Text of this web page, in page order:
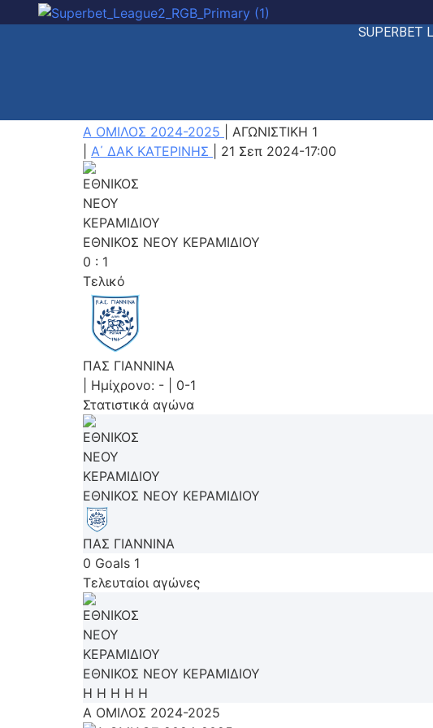
SUPERBET
A ΟΜΙΛΟΣ 2024-2025
ΑΓΩΝΙΣΤΙΚΗ 1
Α΄ ΔΑΚ ΚΑΤΕΡΙΝΗΣ 21 Σεπ 2024-17:00
ΕΘΝΙΚΟΣ ΝΕΟΥ ΚΕΡΑΜΙΔΙΟΥ
0 : 1
Τελικό
ΠΑΣ ΓΙΑΝΝΙΝΑ
Ημίχρονο: -
0-1
Στατιστικά αγώνα
ΕΘΝΙΚΟΣ ΝΕΟΥ ΚΕΡΑΜΙΔΙΟΥ
ΠΑΣ ΓΙΑΝΝΙΝΑ
0 Goals 1
Τελευταίοι αγώνες
ΕΘΝΙΚΟΣ ΝΕΟΥ ΚΕΡΑΜΙΔΙΟΥ
Η Η Η Η Η
Α ΟΜΙΛΟΣ 2024-2025